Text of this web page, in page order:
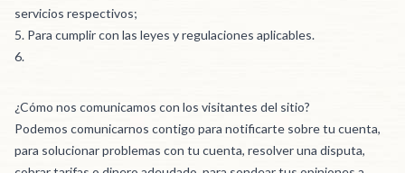
servicios respectivos;
Para cumplir con las leyes y regulaciones aplicables.
¿Cómo nos comunicamos con los visitantes del sitio?
Podemos comunicarnos contigo para notificarte sobre tu cuenta,
para solucionar problemas con tu cuenta, resolver una disputa,